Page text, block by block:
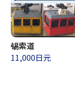
锡索道
11,000日元